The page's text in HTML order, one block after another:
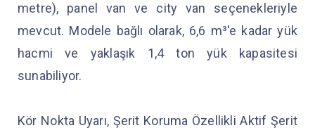
metre), panel van ve city van seçenekleriyle
mevcut. Modele bağlı olarak, 6,6 m³'e kadar yük
hacmi ve yaklaşık 1,4 ton yük kapasitesi
sunabiliyor.
Kör Nokta Uyarı, Şerit Koruma Özellikli Aktif Şerit